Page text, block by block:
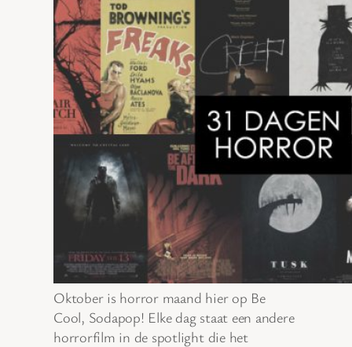
Oktober is horror maand hier op Be
Cool, Sodapop! Elke dag staat een andere
horrorfilm in de spotlight die het